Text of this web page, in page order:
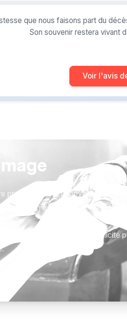
que nous faisons part du
Son souvenir restera vivant
Voir l'avis
proche avec un hommage qui
plaque, un arbre, ou encore un
avec respect et simplicité